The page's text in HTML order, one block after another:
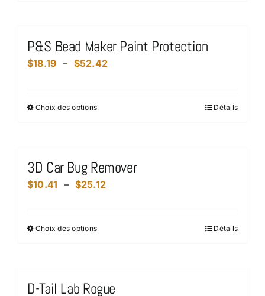
variations.
Les
la
page
P&S Bead Maker Paint Protection
$18.19 – $52.42Plage
Choix des optionsCe
variations.
Les
la
Détails
3D Car Bug Remover
$10.41 – $25.12Plage
Choix des optionsCe
Détails
D-Tail Lab Rogue